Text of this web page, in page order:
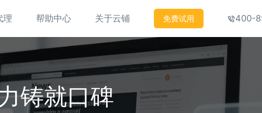
理 帮助中心 关于云铺 免费试用 400-
铸就口碑